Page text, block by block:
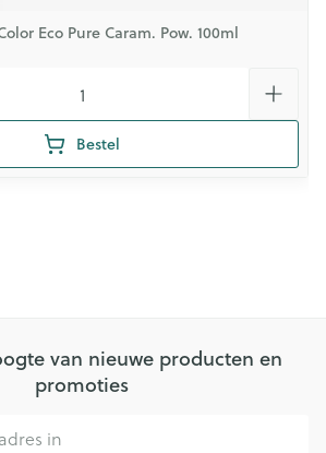
Eco Pure Caram. Pow. 100ml
Bestel
van nieuwe producten en
promoties